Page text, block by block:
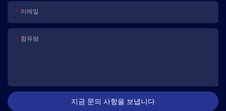
이메일
함유량
지금 문의 사항을 보냅니다